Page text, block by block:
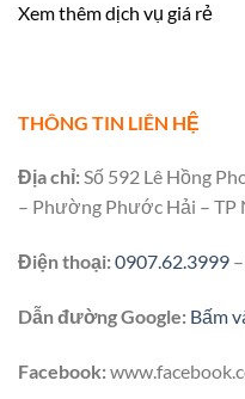
Xem thêm dịch vụ giá rẻ
THÔNG TIN LIÊN HỆ
Địa chỉ:Số 592 Lê Hồng
– Phường Phước Hải – TP
Điện thoại:0907.62.3999 –
Dẫn đường Google: Bấm
Facebook: